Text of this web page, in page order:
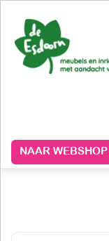
NAAR WEBSHOP